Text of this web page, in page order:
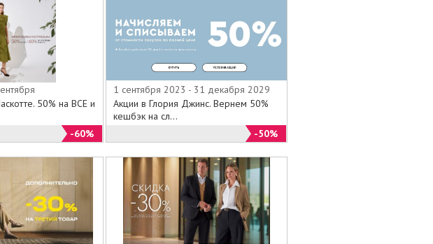
50% на ВСЕ и
-60%
1 сентября 2023 - 31 декабря 2029
Акции в Глория Джинс. Вернем 50%
кешбэк на сл...
-50%